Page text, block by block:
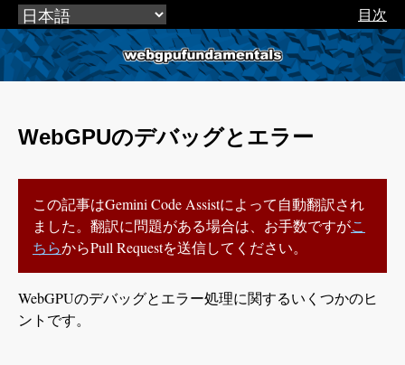
目次
webgpufundamentals.org
WebGPUのデバッグとエラー
この記事はGemini Code Assistによって自動翻訳され
ました。翻訳に問題がある場合は、お手数ですがこ
ちらからPull Requestを送信してください。
WebGPUのデバッグとエラー処理に関するいくつかのヒ
ントです。